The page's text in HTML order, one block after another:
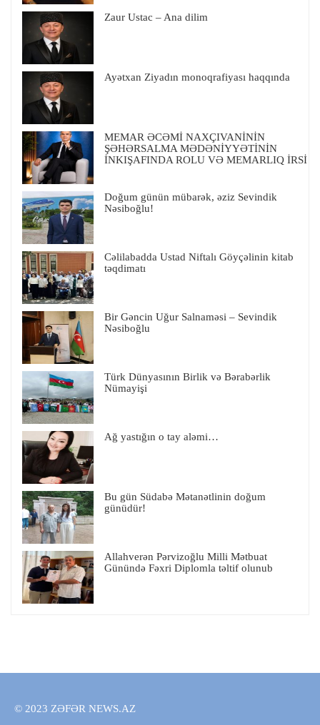
Zaur Ustac – Ana dilim
Ayətxan Ziyadın monoqrafiyası haqqında
MEMAR ƏCƏMİ NAXÇIVANİNİN
ŞƏHƏRSALMA MƏDƏNİYYƏTİNİN
İNKIŞAFINDA ROLU VƏ MEMARLIQ İRSİ
Doğum günün mübarək, əziz Sevindik
Nəsiboğlu!
Cəlilabadda Ustad Niftalı Göyçəlinin kitab
təqdimatı
Bir Gəncin Uğur Salnaməsi – Sevindik
Nəsiboğlu
Türk Dünyasının Birlik və Bərabərlik
Nümayişi
Ağ yastığın o tay aləmi…
Bu gün Südabə Mətanətlinin doğum
günüdür!
Allahverən Pərvizoğlu Milli Mətbuat
Günündə Fəxri Diplomla təltif olunub
© 2023 ZƏFƏR NEWS.AZ